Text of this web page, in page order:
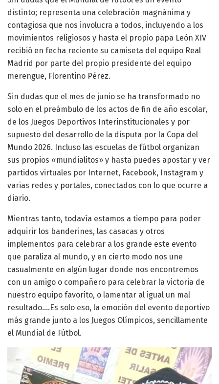
distinto; representa una celebración magnánima y
contagiosa que nos involucra a todos, incluyendo a los
movimientos religiosos y hasta el propio papa León XIV
recibió en fecha reciente su camiseta del equipo Real
Madrid por parte del propio presidente del equipo
merengue, Florentino Pérez.
Sin dudas que el mes de junio se ha transformado no
solo en el preámbulo de los actos de fin de año escolar,
de los Juegos Deportivos Interinstitucionales y por
supuesto del desarrollo de la disputa por la Copa del
Mundo 2026. Incluso las escuelas de fútbol organizan
sus propios «mundialitos» y hasta puedes apostar y ver
partidos virtuales por Internet, Facebook, Instagram y
varias redes y portales, conectados con lo que ocurre a
diario.
Mientras tanto, todavía estamos a tiempo para poder
adquirir los banderines, las casacas y otros
implementos para celebrar a los grande este evento
que paraliza al mundo, y en cierto modo nos une
casualmente en algún lugar donde nos encontremos
con un amigo o compañero para celebrar la victoria de
nuestro equipo favorito, o lamentar al igual un mal
resultado….Es solo eso, la emoción del evento deportivo
más grande junto a los Juegos Olímpicos, sencillamente
el Mundial de Fútbol.